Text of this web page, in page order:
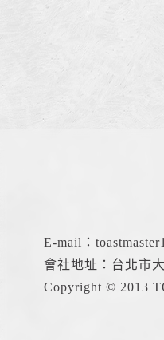
E-mail：
會社地址：台北市
Copyright © 2013